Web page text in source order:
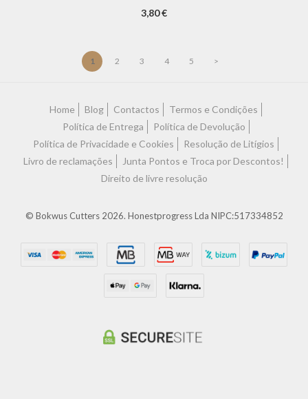
3,80 €
1 2 3 4 5 >
Home Blog Contactos
Termos e Condições
Política de Entrega
Política de Devolução
Política de Privacidade e Cookies
Resolução de Litígios
Livro de reclamações
Junta Pontos e Troca por Descontos!
Direito de livre resolução
© Bokwus Cutters 2026. Honestprogress Lda NIPC:517334852